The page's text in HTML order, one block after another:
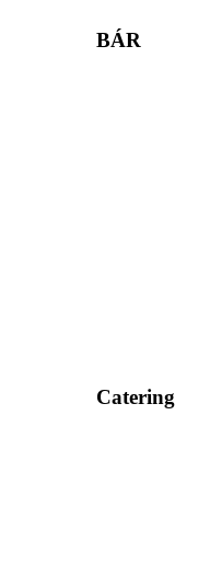
BÁR
Catering